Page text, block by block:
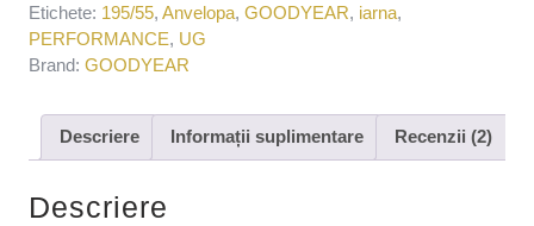
Etichete: 195/55, Anvelopa, GOODYEAR, iarna,
PERFORMANCE, UG
Brand: GOODYEAR
Descriere Informații suplimentare Recenzii (2)
Descriere